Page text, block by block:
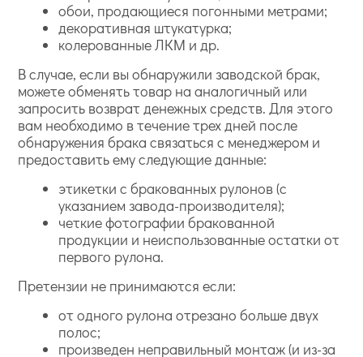
обои, продающиеся погонными метрами;
декоративная штукатурка;
колерованные ЛКМ и др.
В случае, если вы обнаружили заводской брак,
можете обменять товар на аналогичный или
запросить возврат денежных средств. Для этого
вам необходимо в течение трех дней после
обнаружения брака связаться с менеджером и
предоставить ему следующие данные:
этикетки с бракованных рулонов (с
указанием завода-производителя);
четкие фотографии бракованной
продукции и неиспользованные остатки от
первого рулона.
Претензии не принимаются если:
от одного рулона отрезано больше двух
полос;
произведен неправильный монтаж (и из-за